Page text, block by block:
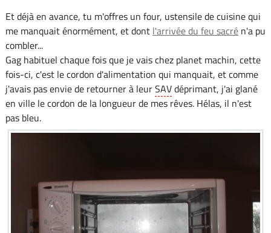
Et déjà en avance, tu m'offres un four, ustensile de cuisine qui
me manquait énormément, et dont l'arrivée du feu sacrén'a pu
combler...
Gag habituel chaque fois que je vais chez planet machin, cette
fois-ci, c'est le cordon d'alimentation qui manquait, et comme
j'avais pas envie de retourner à leurSAVdéprimant, j'ai glané
en ville le cordon de la longueur de mes rêves. Hélas, il n'est
pas bleu.